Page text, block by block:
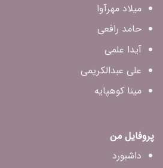
میلاد مهرآوا
حامد رافعی
آیدا علمی
علی عبدالکریمی
مینا کوهپایه
پروفایل من
داشبورد